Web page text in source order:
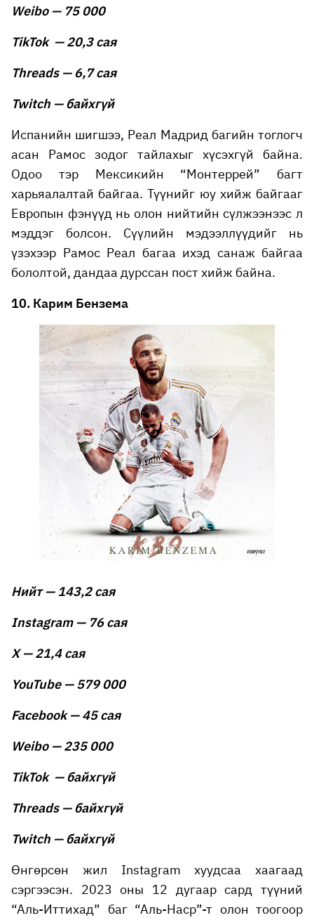
Weibo — 75 000
TikTok — 20,3 сая
Threads — 6,7 сая
Twitch — байхгүй
Испанийн шигшээ, Реал Мадрид багийн тоглогч
асан Рамос зодог тайлахыг хүсэхгүй байна.
Одоо тэр Мексикийн “Монтеррей” багт
харьяалалтай байгаа. Түүнийг юу хийж байгааг
Европын фэнүүд нь олон нийтийн сүлжээнээс л
мэддэг болсон. Сүүлийн мэдээллүүдийг нь
үзэхээр Рамос Реал багаа ихэд санаж байгаа
бололтой, дандаа дурссан пост хийж байна.
10. Карим Бензема
Нийт — 143,2 сая
Instagram — 76 сая
X — 21,4 сая
YouTube — 579 000
Facebook — 45 сая
Weibo — 235 000
TikTok — байхгүй
Threads — байхгүй
Twitch — байхгүй
Өнгөрсөн жил Instagram хуудсаа хаагаад
сэргээсэн. 2023 оны 12 дугаар сард түүний
“Аль-Иттихад” баг “Аль-Наср”-т олон тоогоор